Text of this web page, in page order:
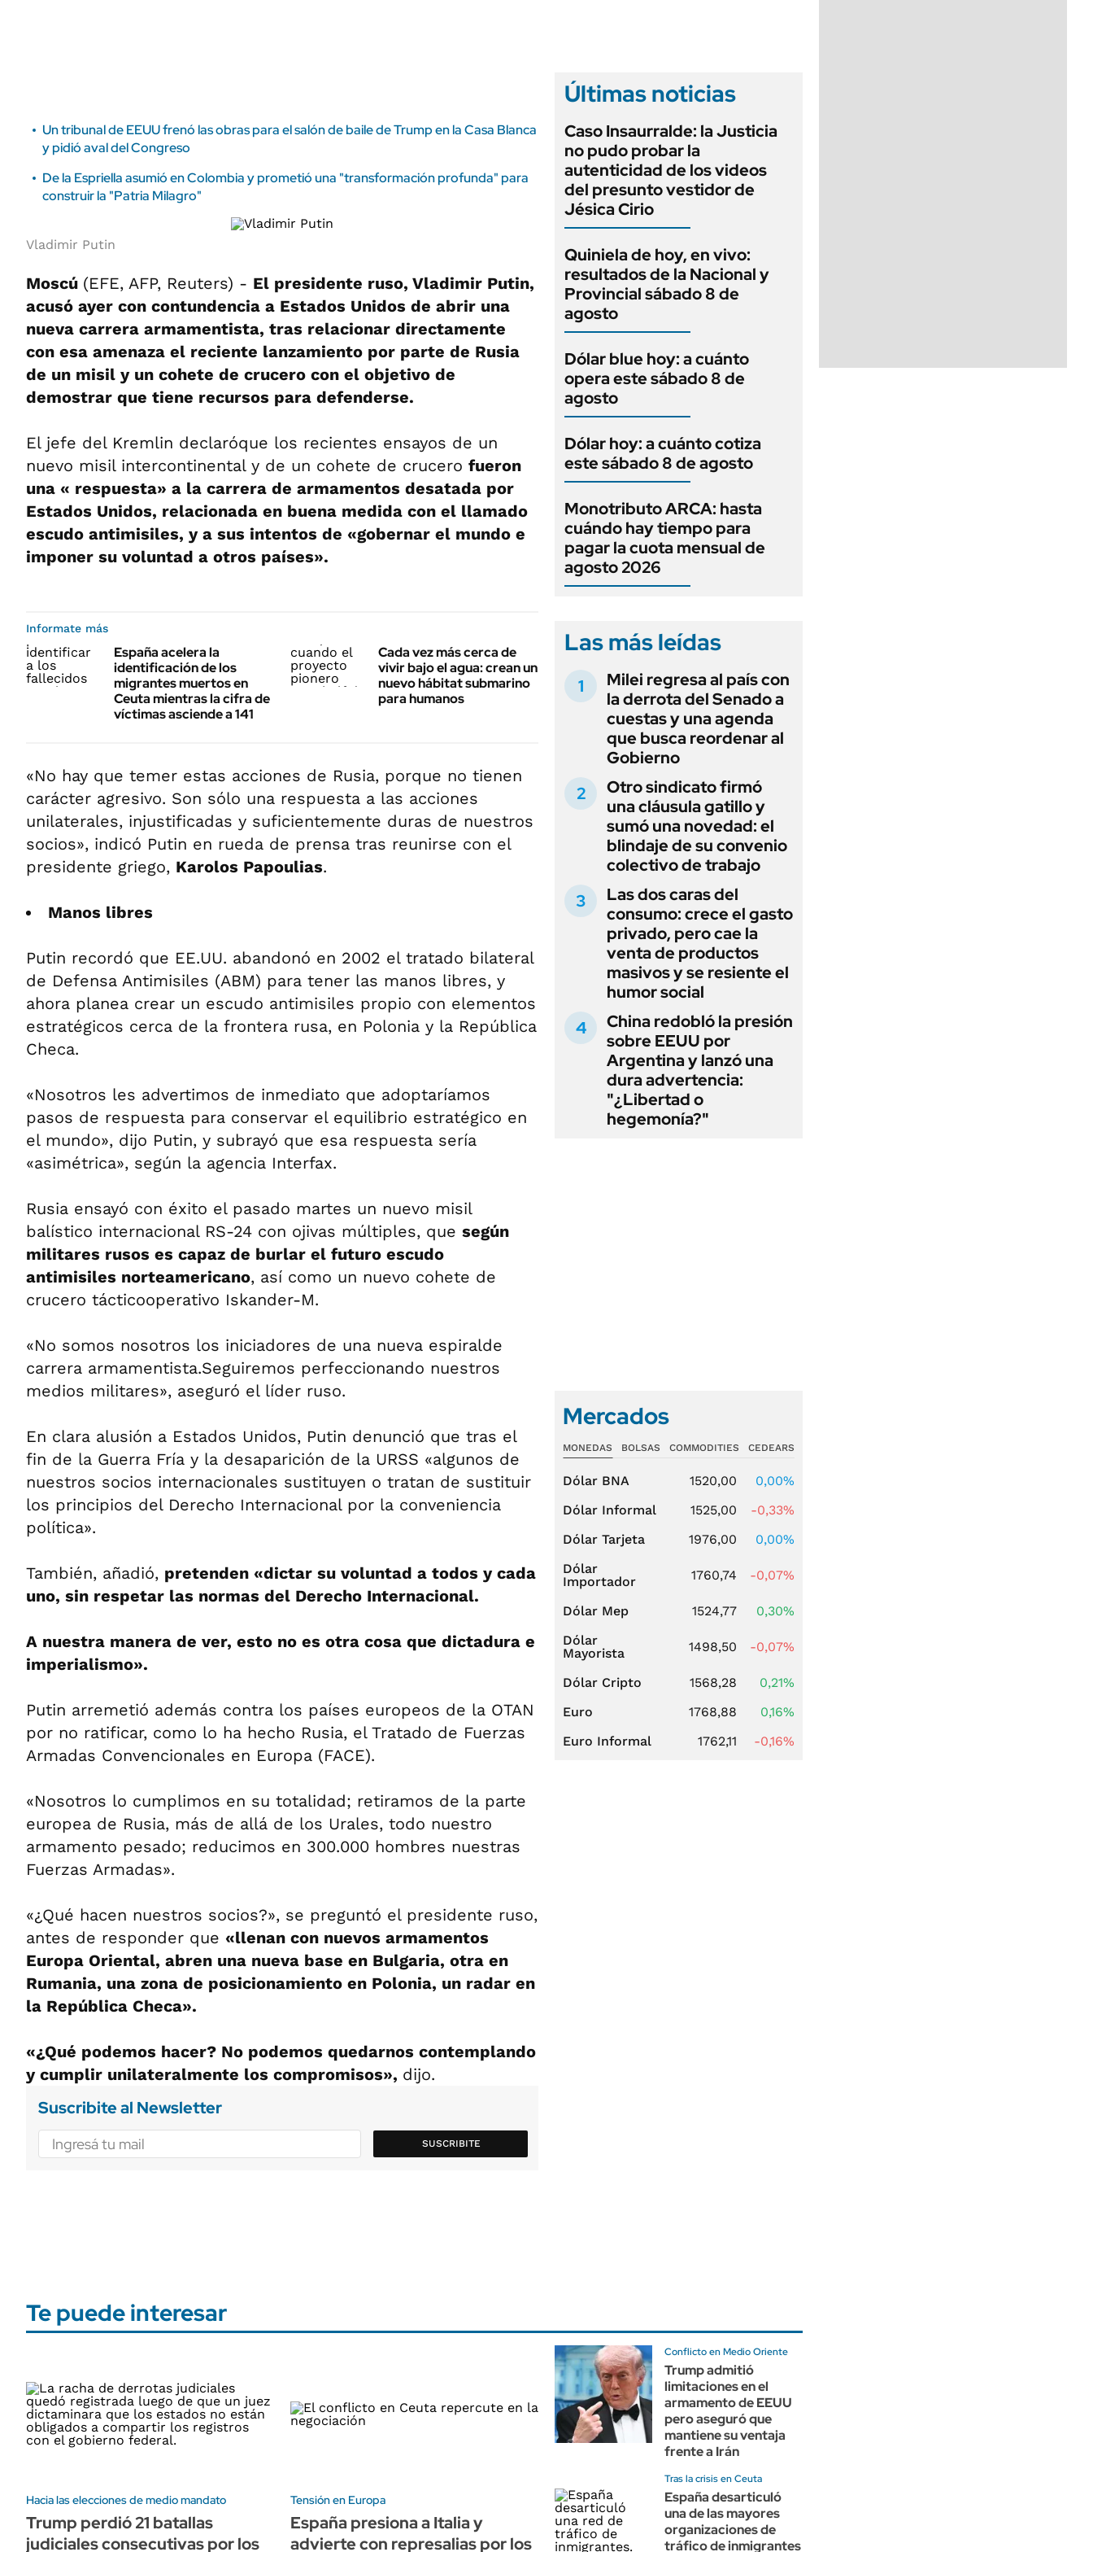
Un tribunal de EEUU frenó las obras para el salón de baile de Trump en la Casa Blanca
y pidió aval del Congreso
De la Espriella asumió en Colombia y prometió una "transformación profunda" para
construir la "Patria Milagro"
Vladimir Putin
Moscú (EFE, AFP, Reuters) - El presidente ruso, Vladimir Putin,
acusó ayer con contundencia a Estados Unidos de abrir una
nueva carrera armamentista, tras relacionar directamente
con esa amenaza el reciente lanzamiento por parte de Rusia
de un misil y un cohete de crucero con el objetivo de
demostrar que tiene recursos para defenderse.
El jefe del Kremlin declaróque los recientes ensayos de un
nuevo misil intercontinental y de un cohete de crucero fueron
una « respuesta» a la carrera de armamentos desatada por
Estados Unidos, relacionada en buena medida con el llamado
escudo antimisiles, y a sus intentos de «gobernar el mundo e
imponer su voluntad a otros países».
Informate más
España acelera la
identificación de los
migrantes muertos en
Ceuta mientras la cifra de
víctimas asciende a 141
Cada vez más cerca de
vivir bajo el agua: crean un
nuevo hábitat submarino
para humanos
«No hay que temer estas acciones de Rusia, porque no tienen
carácter agresivo. Son sólo una respuesta a las acciones
unilaterales, injustificadas y suficientemente duras de nuestros
socios», indicó Putin en rueda de prensa tras reunirse con el
presidente griego, Karolos Papoulias.
Manos libres
Putin recordó que EE.UU. abandonó en 2002 el tratado bilateral
de Defensa Antimisiles (ABM) para tener las manos libres, y
ahora planea crear un escudo antimisiles propio con elementos
estratégicos cerca de la frontera rusa, en Polonia y la República
Checa.
«Nosotros les advertimos de inmediato que adoptaríamos
pasos de respuesta para conservar el equilibrio estratégico en
el mundo», dijo Putin, y subrayó que esa respuesta sería
«asimétrica», según la agencia Interfax.
Rusia ensayó con éxito el pasado martes un nuevo misil
balístico internacional RS-24 con ojivas múltiples, que según
militares rusos es capaz de burlar el futuro escudo
antimisiles norteamericano, así como un nuevo cohete de
crucero tácticooperativo Iskander-M.
«No somos nosotros los iniciadores de una nueva espiralde
carrera armamentista.Seguiremos perfeccionando nuestros
medios militares», aseguró el líder ruso.
En clara alusión a Estados Unidos, Putin denunció que tras el
fin de la Guerra Fría y la desaparición de la URSS «algunos de
nuestros socios internacionales sustituyen o tratan de sustituir
los principios del Derecho Internacional por la conveniencia
política».
También, añadió, pretenden «dictar su voluntad a todos y cada
uno, sin respetar las normas del Derecho Internacional.
A nuestra manera de ver, esto no es otra cosa que dictadura e
imperialismo».
Putin arremetió además contra los países europeos de la OTAN
por no ratificar, como lo ha hecho Rusia, el Tratado de Fuerzas
Armadas Convencionales en Europa (FACE).
«Nosotros lo cumplimos en su totalidad; retiramos de la parte
europea de Rusia, más de allá de los Urales, todo nuestro
armamento pesado; reducimos en 300.000 hombres nuestras
Fuerzas Armadas».
«¿Qué hacen nuestros socios?», se preguntó el presidente ruso,
antes de responder que «llenan con nuevos armamentos
Europa Oriental, abren una nueva base en Bulgaria, otra en
Rumania, una zona de posicionamiento en Polonia, un radar en
la República Checa».
«¿Qué podemos hacer? No podemos quedarnos contemplando
y cumplir unilateralmente los compromisos», dijo.
Suscribite al Newsletter
SUSCRIBITE
Últimas noticias
Caso Insaurralde: la Justicia
no pudo probar la
autenticidad de los videos
del presunto vestidor de
Jésica Cirio
Quiniela de hoy, en vivo:
resultados de la Nacional y
Provincial sábado 8 de
agosto
Dólar blue hoy: a cuánto
opera este sábado 8 de
agosto
Dólar hoy: a cuánto cotiza
este sábado 8 de agosto
Monotributo ARCA: hasta
cuándo hay tiempo para
pagar la cuota mensual de
agosto 2026
Las más leídas
Milei regresa al país con
la derrota del Senado a
cuestas y una agenda
que busca reordenar al
Gobierno
Otro sindicato firmó
una cláusula gatillo y
sumó una novedad: el
blindaje de su convenio
colectivo de trabajo
Las dos caras del
consumo: crece el gasto
privado, pero cae la
venta de productos
masivos y se resiente el
humor social
China redobló la presión
sobre EEUU por
Argentina y lanzó una
dura advertencia:
"¿Libertad o
hegemonía?"
Mercados
MONEDAS BOLSAS COMMODITIES CEDEARS
Dólar BNA 1520,00
0,00%
Dólar Informal
1525,00
-0,33%
Dólar Tarjeta
1976,00
0,00%
Dólar
Importador
1760,74 -0,07%
Dólar Mep 1524,77
0,30%
Dólar
Mayorista
1498,50 -0,07%
Dólar Cripto 1568,28
0,21%
Euro
1768,88
0,16%
Euro Informal
1762,11 -0,16%
Te puede interesar
Hacia las elecciones de medio mandato
Trump perdió 21 batallas
judiciales consecutivas por los
Tensión en Europa
España presiona a Italia y
advierte con represalias por los
Conflicto en Medio Oriente
Trump admitió
limitaciones en el
armamento de EEUU
pero aseguró que
mantiene su ventaja
frente a Irán
Tras la crisis en Ceuta
España desarticuló
una de las mayores
organizaciones de
tráfico de inmigrantes